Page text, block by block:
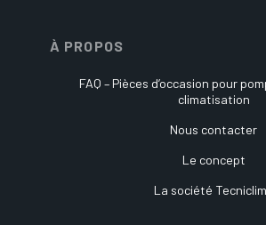
À PROPOS
FAQ – Pièces d’occasion pour
climatisation
Nous contacter
Le concept
La société